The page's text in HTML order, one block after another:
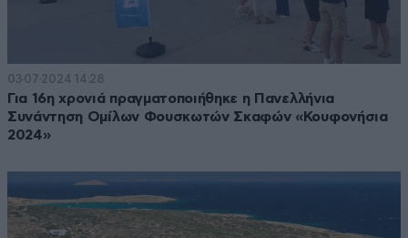
03·07·2024 14:28
Για 16η χρονιά πραγματοποιήθηκε η Πανελλήνια
Συνάντηση Ομίλων Φουσκωτών Σκαφών «Κουφονήσια
2024»